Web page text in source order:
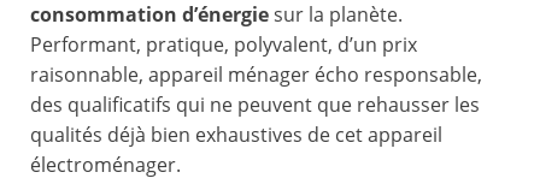
consommation d’énergiesur la planète.
Performant, pratique, polyvalent, d’un prix
raisonnable, appareil ménager écho responsable,
des qualificatifs qui ne peuvent que rehausser les
qualités déjà bien exhaustives de cet appareil
électroménager.